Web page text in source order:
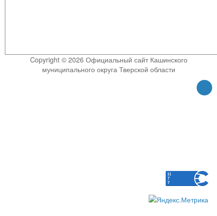
Copyright © 2026 Официальный сайт Кашинского
муниципального округа Тверской области